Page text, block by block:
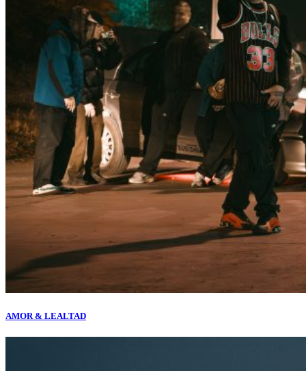
AMOR & LEALTAD